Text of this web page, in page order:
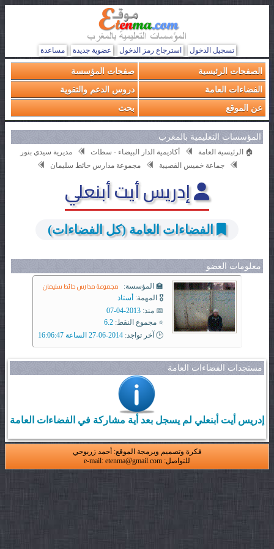
تسجيل الدخول استرجاع رمز الدخول عضوية جديدة مساعدة
الصفحات الرئيسية
صفحات المؤسسة
الفضاءات العامة
دروس الدعم والتقوية
عن الموقع
بحث
المؤسسات التعليمية بالمغرب
🏠 الرئيسية العامة أكاديمية الدار البيضاء - سطات
مديرية سيدي بنور
جماعة خميس القصيبة
مجموعة مدارس حائط سليمان
إدريس أيت أبنعلي
الفضاءات العامة (كل الفضاءات)
معلومات العضو
🏫 المؤسسة: مجموعة مدارس حائط سليمان
🎖️ المهمة: أستاذ
📅 منذ: 2013-04-07
⭐ مجموع النقط: 6.2
🕒 آخر تواجد: 2014-06-27 الساعة 16:06:47
مستجدات الفضاءات العامة
إدريس أيت أبنعلي لم يسجل بعد أية مشاركة في الفضاءات العامة
فكرة وتصميم وبرمجة الموقع: أحمد زربوحي
للتواصل: e-mail: etenma@gmail.com